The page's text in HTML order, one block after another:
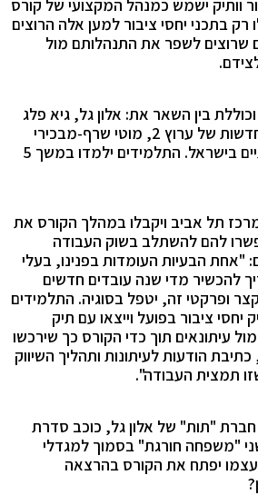
וותיק ישמש כמנהל המקצועי של קורס
רק בתכני יחסי ציבור למען אלה הרוצים
שרוצים לשפר את התנהלותם מול
בין השאר את: אלון גל, גיא פלג
וקרן מרציאנו מדסק החדשות של ערוץ 2, מוטי שרף-מבכירי
האסטרטגים התקשורתיים בישראל. התלמידים ילמדו במשך 5
תל אביב ויקבלו במהלך הקורס את
להם להשתלב בשוק העבודה
"אחת הבעיות העומדות בפנינו, בעלי
להכשיר מדי שנה עובדים חדשים
ופרקטי זה, יטפל בסוגיה. התלמידים
יחסי ציבור בפועל וייצאו עם תיק
עיתונאים תוך כדי הקורס כך שירכשו
כתיבת הודעות לעיתונות ותהליך השיווק
תמצית העבודה".
"תות" של אלון גל, כוכב סדרת
"משפחה חורגת" בסמוך למגדלי
עצמו יפתח את הקורס בהרצאה